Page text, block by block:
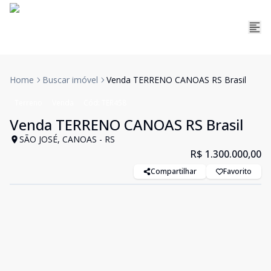
Home Buscar imóvel Venda TERRENO CANOAS RS Brasil
Venda TERRENO CANOAS RS Brasil
SÃO JOSÉ, CANOAS - RS
R$ 1.300.000,00
Compartilhar Favorito